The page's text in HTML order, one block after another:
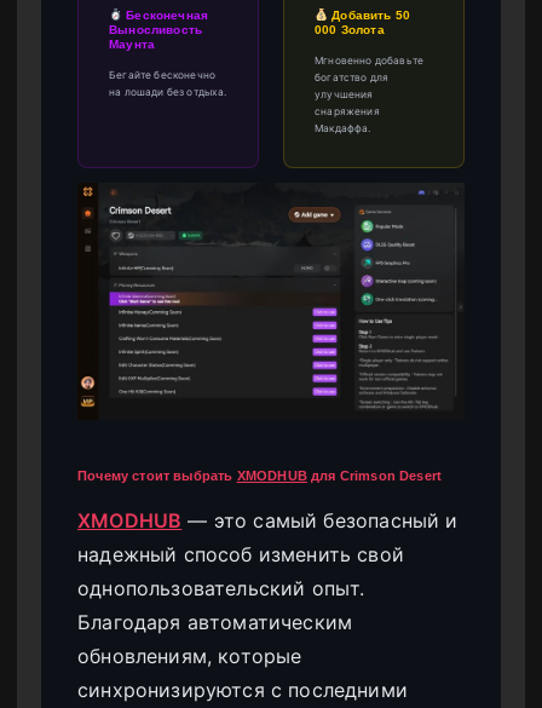
Бесконечная
Выносливость
Маунта
Бегайте бесконечно
на лошади без отдыха.
Добавить 50
000 Золота
Мгновенно добавьте
богатство для
улучшения
снаряжения
Макдаффа.
Почему стоит выбрать XMODHUBдля Crimson Desert
XMODHUB — это самый безопасный и
надежный способ изменить свой
однопользовательский опыт.
Благодаря автоматическим
обновлениям, которые
синхронизируются с последними